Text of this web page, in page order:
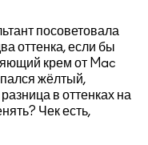
посоветовала
оттенка, если бы
крем от Mac
жёлтый,
в оттенках на
Чек есть,